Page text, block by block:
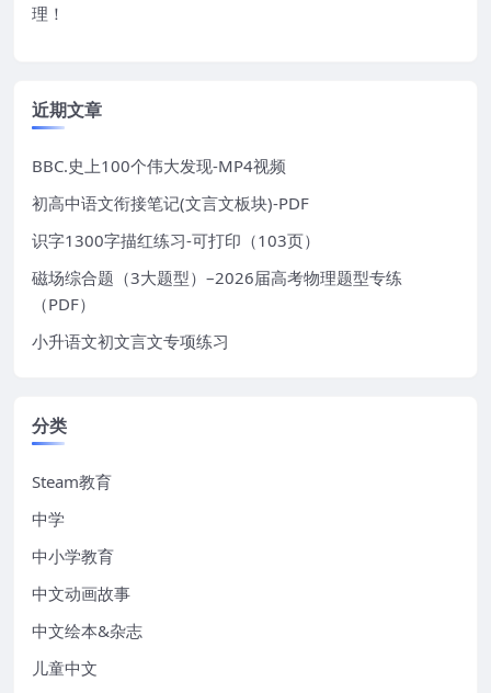
理！
近期文章
BBC.史上100个伟大发现-MP4视频
初高中语文衔接笔记(文言文板块)-PDF
识字1300字描红练习-可打印（103页）
磁场综合题（3大题型）–2026届高考物理题型专练
（PDF）
小升语文初文言文专项练习
分类
Steam教育
中学
中小学教育
中文动画故事
中文绘本&杂志
儿童中文